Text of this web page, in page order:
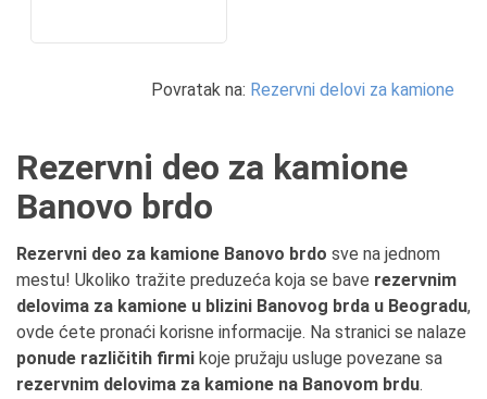
Povratak na: Rezervni delovi za kamione
Rezervni deo za kamione
Banovo brdo
Rezervni deo za kamione Banovo brdo sve na jednom
mestu! Ukoliko tražite preduzeća koja se bave rezervnim
delovima za kamione u blizini Banovog brda u Beogradu,
ovde ćete pronaći korisne informacije. Na stranici se nalaze
ponude različitih firmi koje pružaju usluge povezane sa
rezervnim delovima za kamione na Banovom brdu.